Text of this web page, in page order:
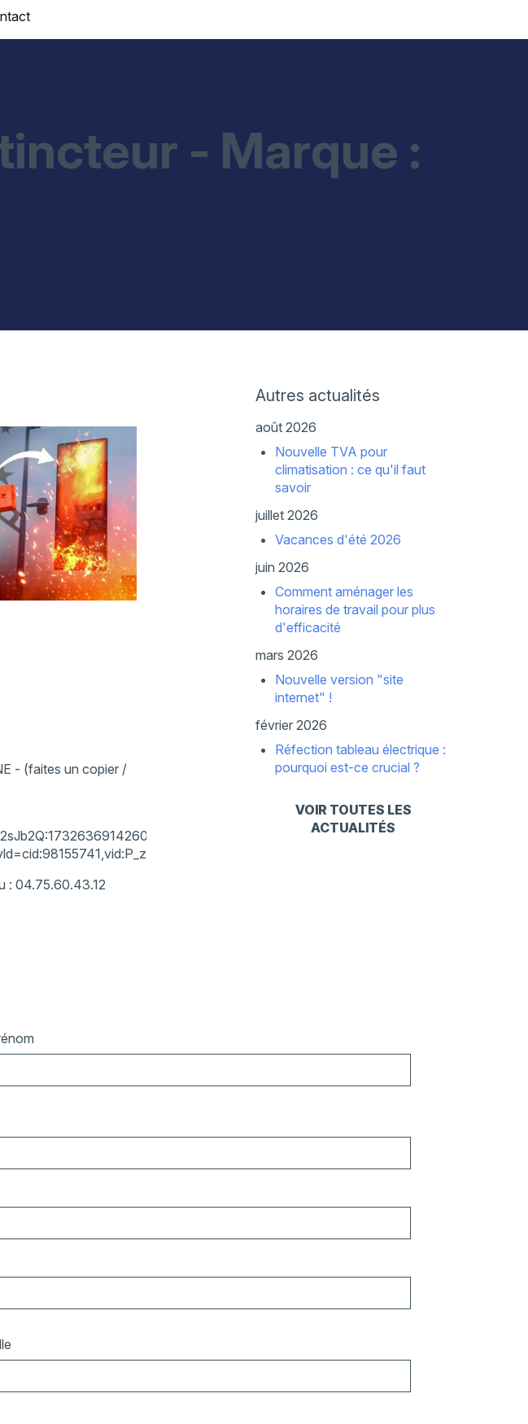
- Marque :
- (faites un copier /
: 04.75.60.43.12
Autres actualités
août 2026
Nouvelle TVA pour
climatisation : ce qu'il faut
savoir
juillet 2026
Vacances d'été 2026
juin 2026
Comment aménager les
horaires de travail pour plus
d'efficacité
mars 2026
Nouvelle version "site
internet" !
février 2026
Réfection tableau électrique :
pourquoi est-ce crucial ?
VOIR TOUTES LES
ACTUALITÉS